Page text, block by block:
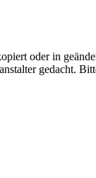
oder in
gedacht.